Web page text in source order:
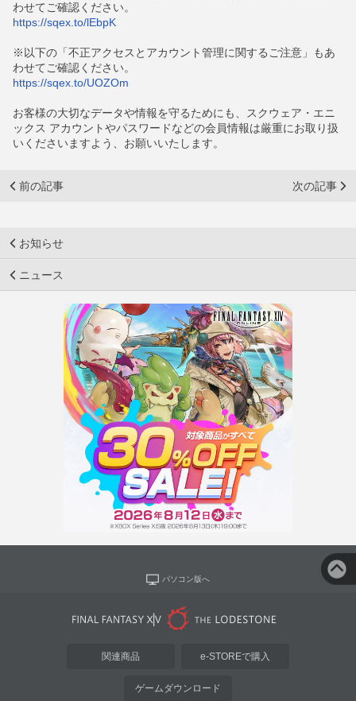
わせてご確認ください。
https://sqex.to/lEbpK
※以下の「不正アクセスとアカウント管理に関するご注意」もあ
わせてご確認ください。
https://sqex.to/UOZOm
お客様の大切なデータや情報を守るためにも、スクウェア・エニ
ックス アカウントやパスワードなどの会員情報は厳重にお取り扱
いくださいますよう、お願いいたします。
前の記事 次の記事
お知らせ
ニュース
パソコン版へ
関連商品 e-STOREで購入
ゲームダウンロード